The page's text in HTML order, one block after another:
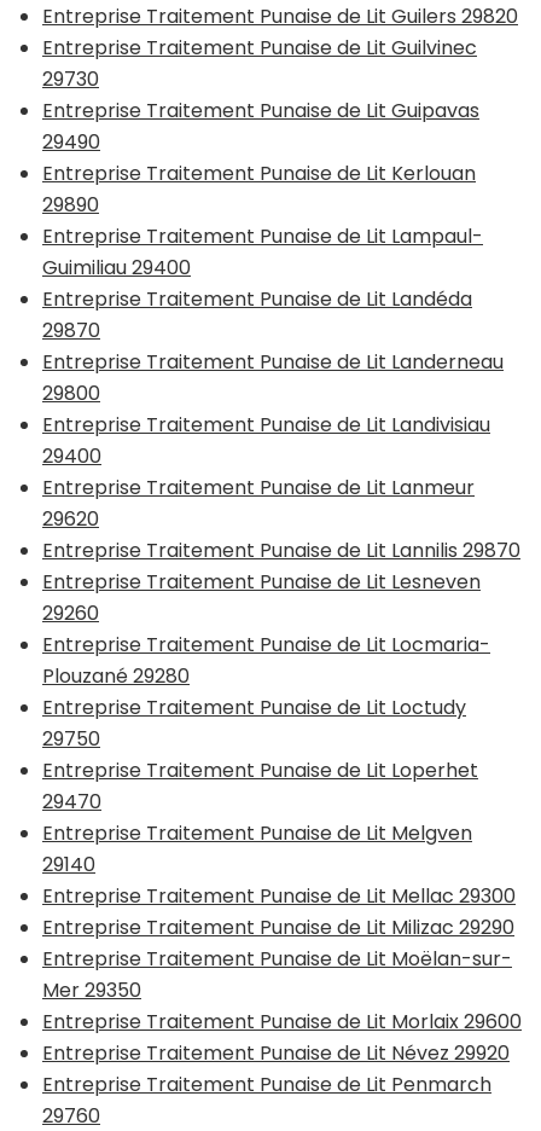
Entreprise Traitement Punaise de Lit Guilers 29820
Entreprise Traitement Punaise de Lit Guilvinec
29730
Entreprise Traitement Punaise de Lit Guipavas
29490
Entreprise Traitement Punaise de Lit Kerlouan
29890
Entreprise Traitement Punaise de Lit Lampaul-
Guimiliau 29400
Entreprise Traitement Punaise de Lit Landéda
29870
Entreprise Traitement Punaise de Lit Landerneau
29800
Entreprise Traitement Punaise de Lit Landivisiau
29400
Entreprise Traitement Punaise de Lit Lanmeur
29620
Entreprise Traitement Punaise de Lit Lannilis 29870
Entreprise Traitement Punaise de Lit Lesneven
29260
Entreprise Traitement Punaise de Lit Locmaria-
Plouzané 29280
Entreprise Traitement Punaise de Lit Loctudy
29750
Entreprise Traitement Punaise de Lit Loperhet
29470
Entreprise Traitement Punaise de Lit Melgven
29140
Entreprise Traitement Punaise de Lit Mellac 29300
Entreprise Traitement Punaise de Lit Milizac 29290
Entreprise Traitement Punaise de Lit Moëlan-sur-
Mer 29350
Entreprise Traitement Punaise de Lit Morlaix 29600
Entreprise Traitement Punaise de Lit Névez 29920
Entreprise Traitement Punaise de Lit Penmarch
29760